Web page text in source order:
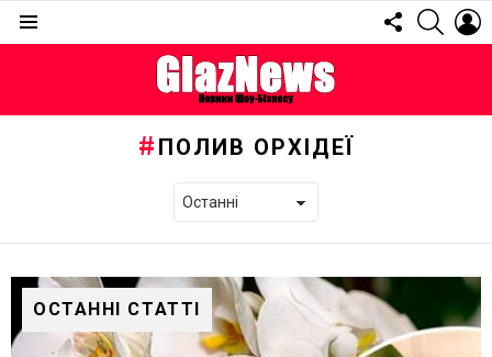
FOLLOW
US
ПОЛИВ ОРХІДЕЇ
ОСТАННІ СТАТТІ